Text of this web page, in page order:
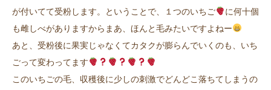
が付いてて受粉します。ということで、１つのいちご
に何十個
も雌しべがありますからまあ、ほんと毛みたいですよねー
あと、受粉後に果実じゃなくてカタクが膨らんでいくのも、いち
ごって変わってます
このいちごの毛、収穫後に少しの刺激でどんどこ落ちてしまうの